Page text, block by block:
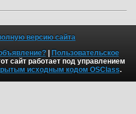
версию сайта
| Пользовательское
сайт работает под управлением
исходным кодом OSClass.